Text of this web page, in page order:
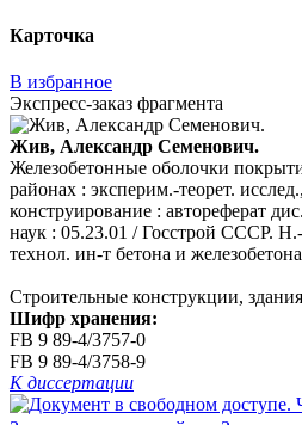
Карточка
В избранное
Экспресс-заказ фрагмента
Жив, Александр Семенович.
Железобетонные оболочки
районах : эксперим.-теорет.
конструирование : автореферат
наук : 05.23.01 / Госстрой СССР.
технол. ин-т бетона и
Строительные конструкции,
Шифр хранения:
FB 9 89-4/3757-0
FB 9 89-4/3758-9
К диссертации